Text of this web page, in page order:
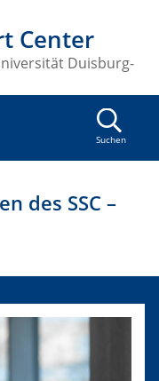
Center
Duisburg-
Suchen
des SSC –